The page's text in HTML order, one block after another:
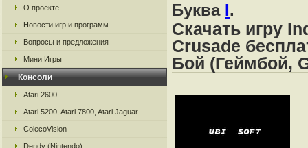
О проекте
Новости игр и программ
Вопросы и предложения
Мини Игры
Консоли
Atari 2600
Atari 5200, Atari 7800, Atari Jaguar
ColecoVision
Dendy (Nintendo)
Буква I.
Скачать игру
Crusade
Бой (Геймбой,